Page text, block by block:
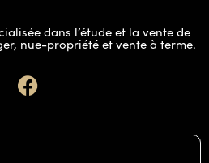
dans l’étude et la vente de
nue-propriété et vente à terme.